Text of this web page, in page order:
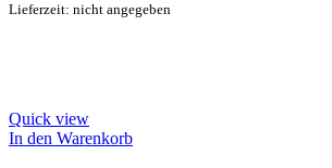
Lieferzeit: nicht angegeben
Quick view
In den Warenkorb